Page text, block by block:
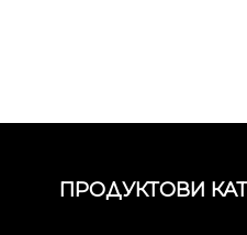
ПРОДУКТОВИ